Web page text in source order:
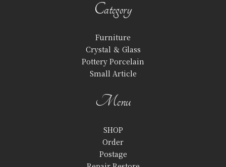
Category
Furniture
Crystal ＆ Glass
Pottery Porcelain
Small Article
Menu
SHOP
Order
Postage